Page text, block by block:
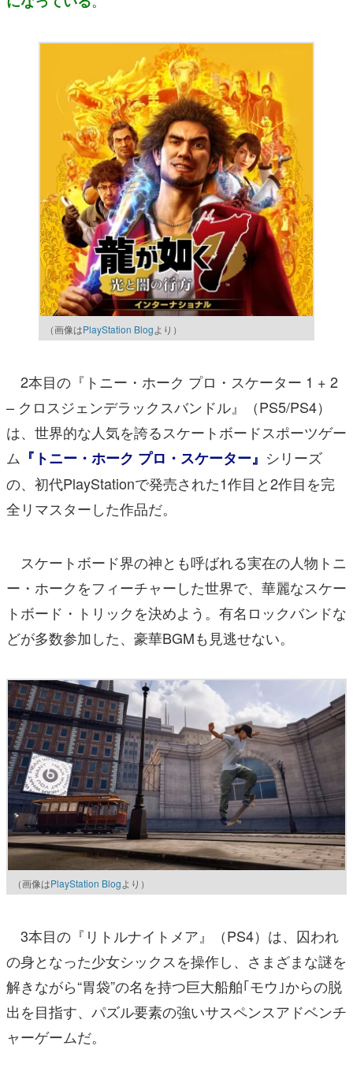
（画像はPlayStation Blogより）
2本目の『トニー・ホーク プロ・スケーター 1 + 2
– クロスジェンデラックスバンドル』（PS5/PS4）
は、世界的な人気を誇るスケートボードスポーツゲー
ム 『トニー・ホーク プロ・スケーター』 シリーズ
の、初代PlayStationで発売された1作目と2作目を完
全リマスターした作品だ。
スケートボード界の神とも呼ばれる実在の人物トニ
ー・ホークをフィーチャーした世界で、華麗なスケー
トボード・トリックを決めよう。有名ロックバンドな
どが多数参加した、豪華BGMも見逃せない。
（画像はPlayStation Blogより）
3本目の『リトルナイトメア』（PS4）は、囚われ
の身となった少女シックスを操作し、さまざまな謎を
解きながら“胃袋”の名を持つ巨大船舶｢モウ｣からの脱
出を目指す、パズル要素の強いサスペンスアドベンチ
ャーゲームだ。